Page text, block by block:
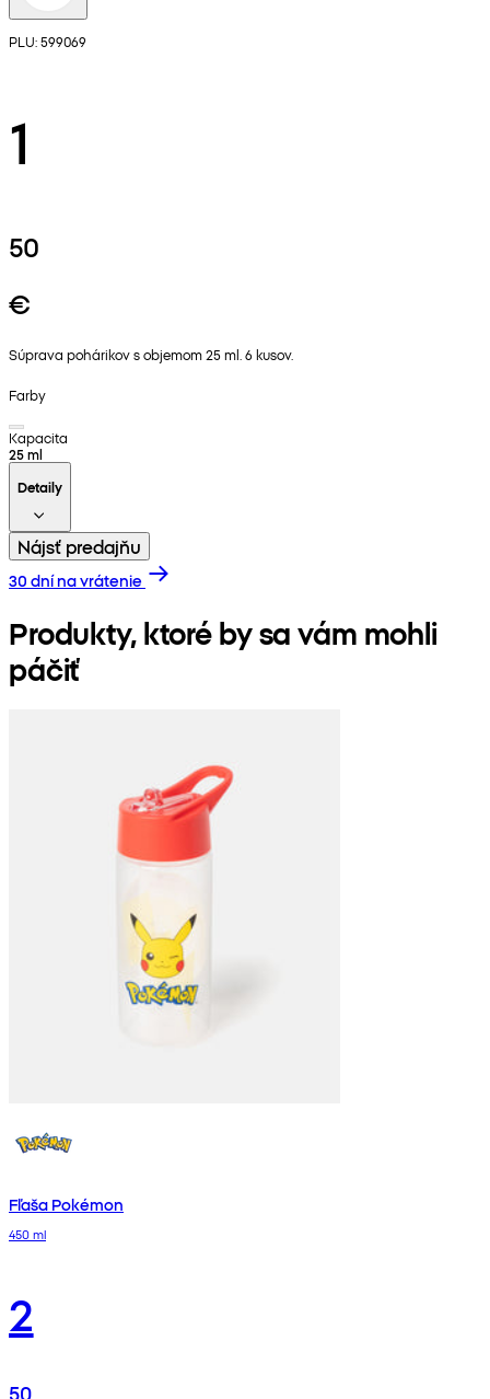
PLU: 599069
1
50
€
Súprava pohárikov s objemom 25 ml. 6 kusov.
Farby
Kapacita
25 ml
Detaily
Nájsť predajňu
30 dní na vrátenie
Produkty, ktoré by sa vám mohli
páčiť
Fľaša Pokémon
450 ml
2
50